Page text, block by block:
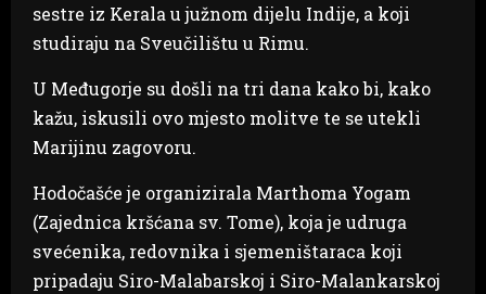
sestre iz Kerala u južnom dijelu Indije, a koji
studiraju na Sveučilištu u Rimu.
U Međugorje su došli na tri dana kako bi, kako
kažu, iskusili ovo mjesto molitve te se utekli
Marijinu zagovoru.
Hodočašće je organizirala Marthoma Yogam
(Zajednica kršćana sv. Tome), koja je udruga
svećenika, redovnika i sjemeništaraca koji
pripadaju Siro-Malabarskoj i Siro-Malankarskoj